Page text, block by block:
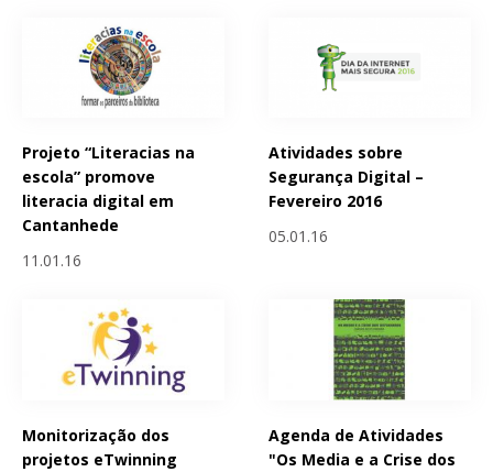
Projeto “Literacias na
escola” promove
literacia digital em
Cantanhede
11.01.16
Atividades sobre
Segurança Digital –
Fevereiro 2016
05.01.16
Monitorização dos
projetos eTwinning
Agenda de Atividades
"Os Media e a Crise dos